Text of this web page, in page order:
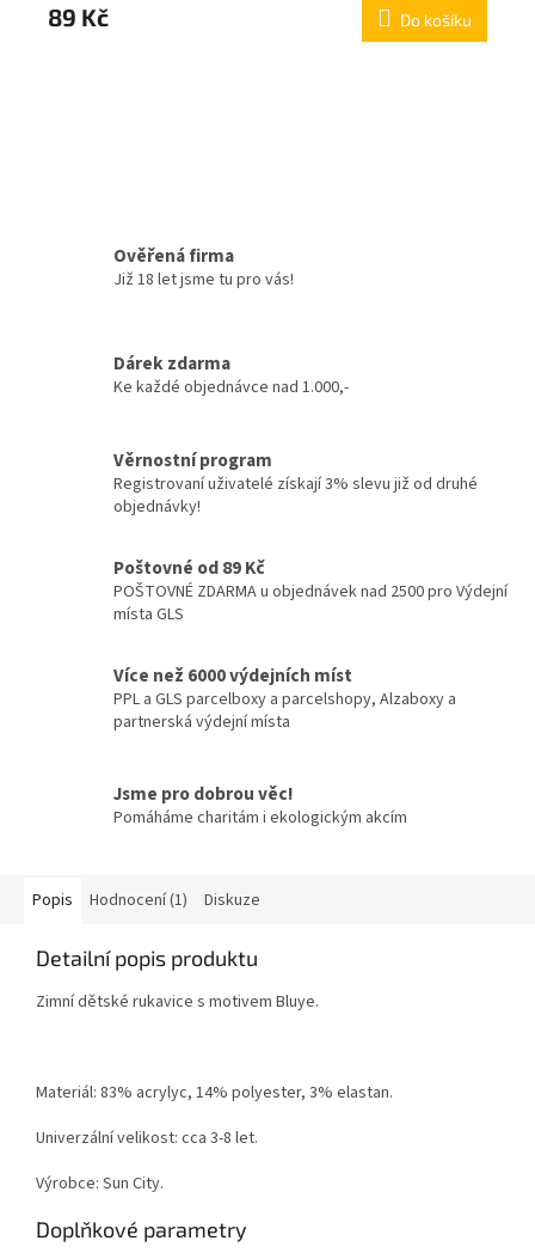
89 Kč Do košíku
Ověřená firma
Již 18 let jsme tu pro vás!
Dárek zdarma
Ke každé objednávce nad 1.000,-
Věrnostní program
Registrovaní uživatelé získají 3% slevu již od druhé
objednávky!
Poštovné od 89 Kč
POŠTOVNÉ ZDARMA u objednávek nad 2500 pro Výdejní
místa GLS
Více než 6000 výdejních míst
PPL a GLS parcelboxy a parcelshopy, Alzaboxy a
partnerská výdejní místa
Jsme pro dobrou věc!
Pomáháme charitám i ekologickým akcím
Popis Hodnocení (1) Diskuze
Detailní popis produktu
Zimní dětské rukavice s motivem Bluye.
Materiál: 83% acrylyc, 14% polyester, 3% elastan.
Univerzální velikost: cca 3-8 let.
Výrobce: Sun City.
Doplňkové parametry